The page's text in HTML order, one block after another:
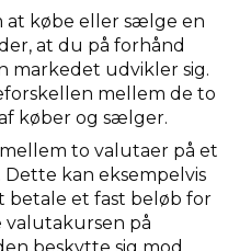
at købe eller sælge en
at du på forhånd
markedet udvikler sig.
mellem de to
køber og sælger.
to valutaer på et
kan eksempelvis
betale et fast beløb for
valutakursen på